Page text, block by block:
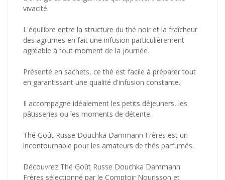
vivacité.
L'équilibre entre la structure du thé noir et la fraîcheur
des agrumes en fait une infusion particulièrement
agréable à tout moment de la journée.
Présenté en sachets, ce thé est facile à préparer tout
en garantissant une qualité d'infusion constante.
Il accompagne idéalement les petits déjeuners, les
pâtisseries ou les moments de détente.
Thé Goût Russe Douchka Dammann Frères est un
incontournable pour les amateurs de thés parfumés.
Découvrez Thé Goût Russe Douchka Dammann
Frères sélectionné par le Comptoir Nourisson et